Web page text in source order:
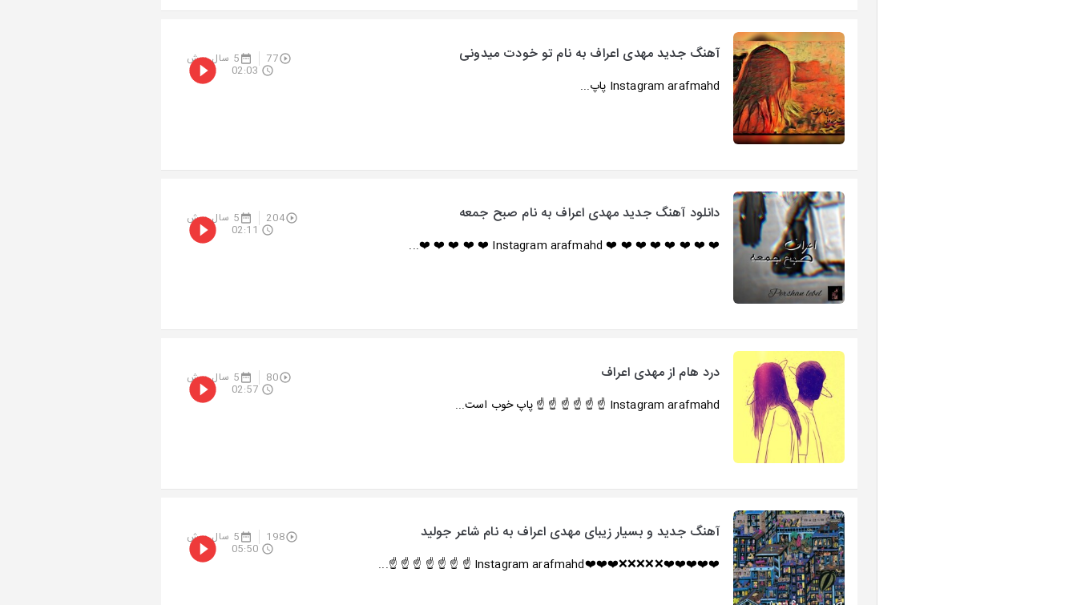
آهنگ جدید مهدی اعراف به نام تو خودت میدونی 77 5 سال پیش
Instagram arafmahd پاپ...
02:03
دانلود آهنگ جدید مهدی اعراف به نام صبح جمعه 204 5 سال پیش
❤️ ❤️ ❤️ ❤️ ❤️ ❤️ ❤️ ❤️ Instagram arafmahd ❤️ ❤️ ❤️ ❤️ ❤️...
02:11
درد هام از مهدی اعراف 80 5 سال پیش
Instagram arafmahd ☝️ ☝️ ☝️ ☝️ ☝️ ☝️ پاپ خوب است...
02:57
آهنگ جدید و بسیار زیبای مهدی اعراف به نام شاعر جولید 198 5 سال پیش
❤️❤️❤️❤️❤️❌❌❌❌❌❤️❤️❤️Instagram arafmahd ☝️ ☝️ ☝️ ☝️ ☝️ ☝️ ☝️...
05:50